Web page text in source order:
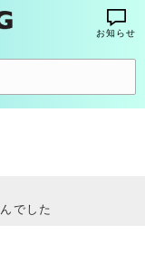
お知らせ
でした